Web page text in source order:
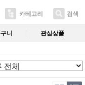
카테고리 검색
니 관심상품